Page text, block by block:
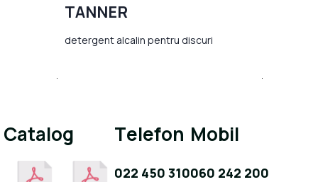
TANNER
detergent alcalin pentru discuri
Catalog Telefon
022 450 310
Mobil
060 242 200